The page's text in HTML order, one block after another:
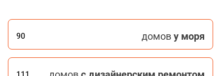
90 домов у моря